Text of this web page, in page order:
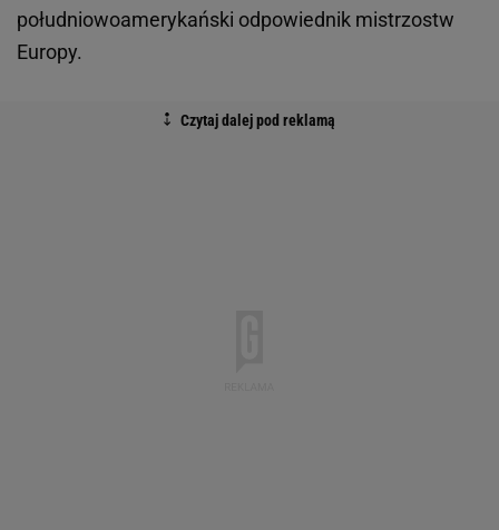
południowoamerykański odpowiednik mistrzostw
Europy.